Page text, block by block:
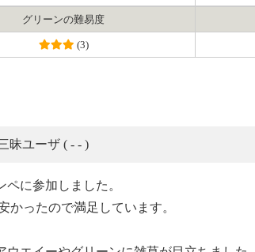
グリーンの難易度
(3)
昧ユーザ ( - - )
ペに参加しました。
かったので満足しています。